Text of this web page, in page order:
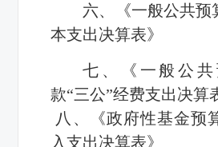
六、《一般公共预
本支出决算表》
七、《一般公
款“三公”经费支出决算
八、《政府性基金预
入支出决算表》